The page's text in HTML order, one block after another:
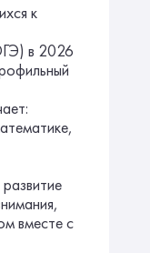
к
в 2026
вместе с